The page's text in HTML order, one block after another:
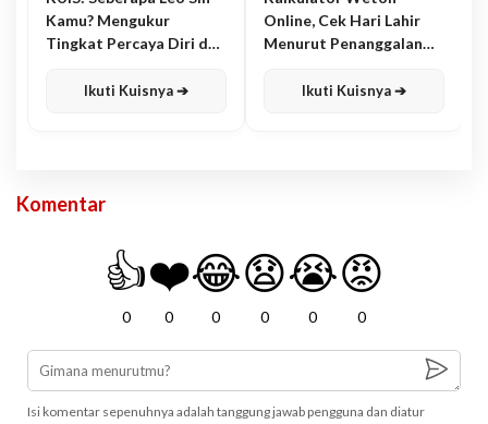
Kamu? Mengukur
Tingkat Percaya Diri dan
Ikuti Kuisnya ➔
Online, Cek Hari Lahir
Menurut Penanggalan
Ikuti Kuisnya ➔
Komentar
👍
0
❤️
0
😂
0
😧
0
😭
0
😡
0
Isi komentar sepenuhnya adalah tanggung jawab pengguna dan diatur